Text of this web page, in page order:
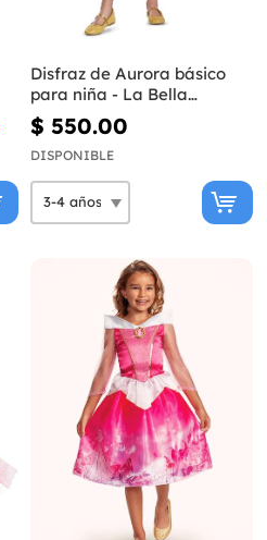
Disfraz de Aurora básico
para niña - La Bella
Durmiente
$ 550.00
DISPONIBLE